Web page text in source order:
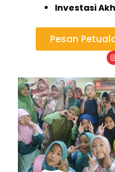
Investasi
Pesan
I
r